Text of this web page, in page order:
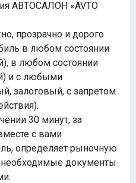
АВТОСАЛОН «AVTO
прозрачно и дорого
в любом состоянии
в любом состоянии
и с любыми
залоговый, с запретом
30 минут, за
с вами
определяет рыночную
документы